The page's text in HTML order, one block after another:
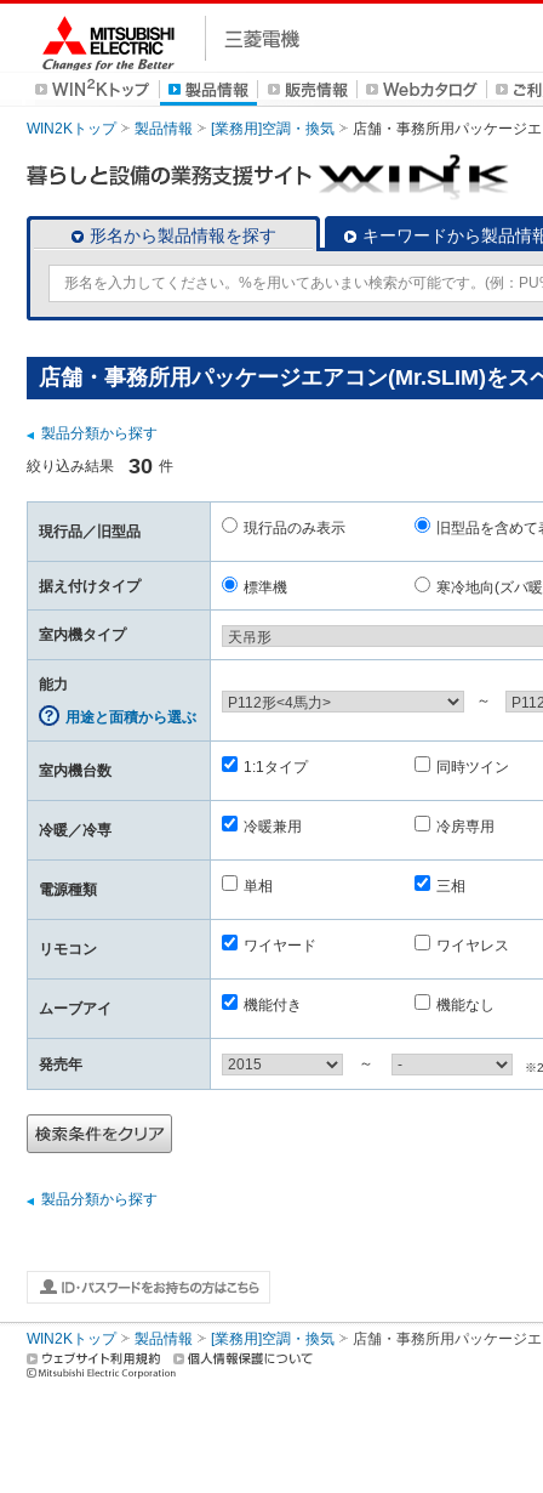
WIN2Kトップ 製品情報 [業務用]空調・換気 店舗・事務所用パッケージ
形名から製品情報を探す キーワードから製品情
店舗・事務所用パッケージエアコン(Mr.SLIM)をス
製品分類から探す
絞り込み結果
30 件
現行品／旧型品 現行品のみ表示 旧型品を含めて
据え付けタイプ 標準機 寒冷地向(ズバ
室内機タイプ
能力
用途と面積から選ぶ
～
室内機台数 1:1タイプ 同時ツイン
冷暖／冷専 冷暖兼用 冷房専用
電源種類 単相 三相
リモコン ワイヤード ワイヤレス
ムーブアイ 機能付き 機能なし
発売年 ～
製品分類から探す
WIN2Kトップ 製品情報 [業務用]空調・換気 店舗・事務所用パッケージ